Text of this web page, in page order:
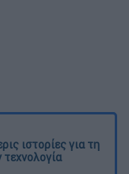
ιστορίες για τη